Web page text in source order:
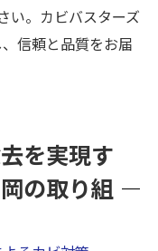
い。カビバスターズ
信頼と品質をお届
を実現す
の取り組